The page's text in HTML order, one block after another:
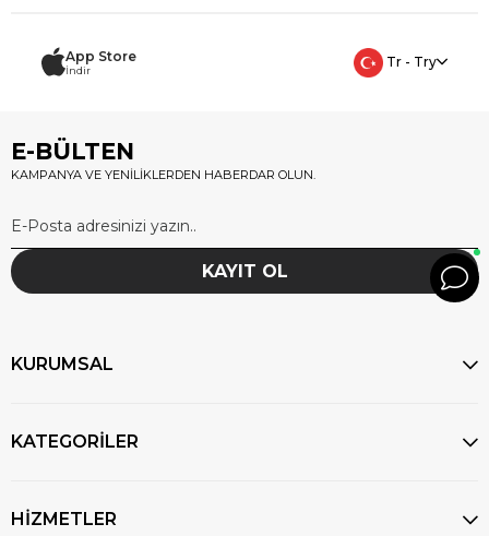
App Store
İndir
Tr - Try
E-BÜLTEN
KAMPANYA VE YENİLİKLERDEN HABERDAR OLUN.
KAYIT OL
KURUMSAL
KATEGORİLER
HİZMETLER